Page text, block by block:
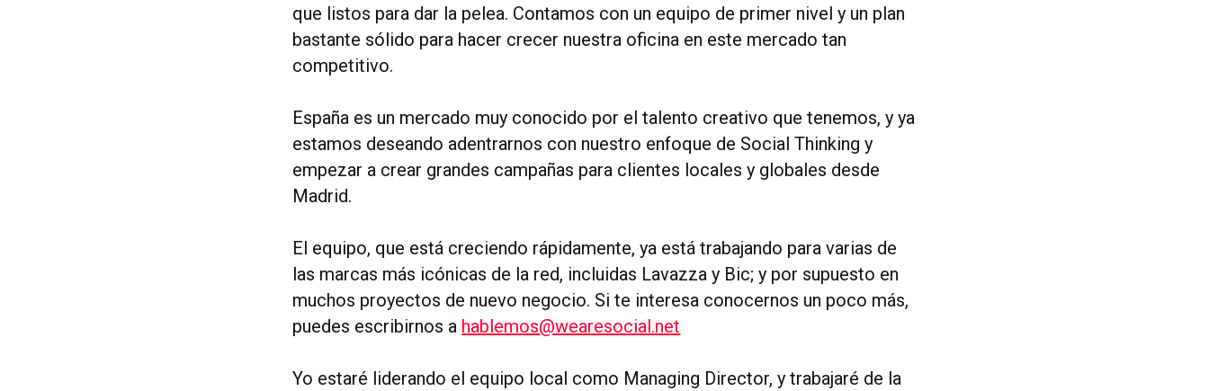
que listos para dar la pelea. Contamos con un equipo de primer nivel y un plan
bastante sólido para hacer crecer nuestra oficina en este mercado tan
competitivo.
España es un mercado muy conocido por el talento creativo que tenemos, y ya
estamos deseando adentrarnos con nuestro enfoque de Social Thinking y
empezar a crear grandes campañas para clientes locales y globales desde
Madrid.
El equipo, que está creciendo rápidamente, ya está trabajando para varias de
las marcas más icónicas de la red, incluidas Lavazza y Bic; y por supuesto en
muchos proyectos de nuevo negocio. Si te interesa conocernos un poco más,
puedes escribirnos a hablemos@wearesocial.net
Yo estaré liderando el equipo local como Managing Director, y trabajaré de la